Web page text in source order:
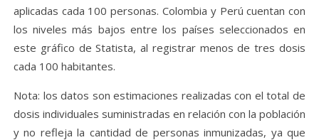
aplicadas cada 100 personas. Colombia y Perú cuentan con
los niveles más bajos entre los países seleccionados en
este gráfico de Statista, al registrar menos de tres dosis
cada 100 habitantes.
Nota: los datos son estimaciones realizadas con el total de
dosis individuales suministradas en relación con la población
y no refleja la cantidad de personas inmunizadas, ya que